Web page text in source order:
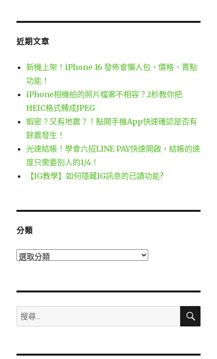
導
覽
近期文章
新機上架！iPhone 16 發佈會懶人包，價格、賣點
功能！
iPhone相機拍的照片檔案不相容？2秒教你把
HEIC格式轉成JPEG
蝦密？又有地震？！點開手機App快速確認是否有
餘震發生！
光速結帳！學會六招LINE PAY快速開啟，結帳的速
度只需要別人的1/4！
【IG教學】如何隱藏IG訊息的已讀功能?
分類
分
搜
尋
鍵
搜